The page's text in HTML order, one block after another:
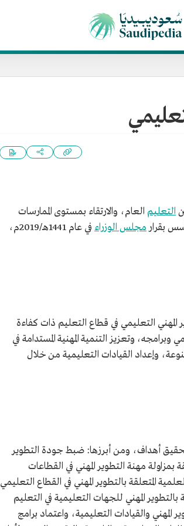
التعليم العام، والارتقاء بمستوى الممارسات
بقرار مجلس الوزراء
في عام 1441هـ/2019م،
المهني التعليمي في قطاع التعليم ذات كفاءة
وتعزيز التنمية المهنية المستدامة في
وإعداد القيادات التعليمية من خلال
أهداف، ومن أبرزها: ضبط جودة التطوير
مهنة التطوير المهني في القطاعات
المتعلقة بالتطوير المهني في القطاع التعليمي
المهني للجهات التعليمية في التعليم
والقيادات التعليمية، واعتماد برامج